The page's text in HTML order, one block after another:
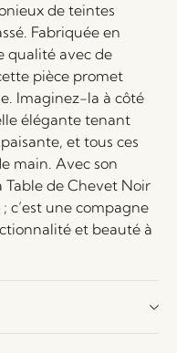
de teintes
Fabriquée en
qualité avec de
pièce promet
Imaginez-la à côté
élégante tenant
et tous ces
main. Avec son
de Chevet Noir
c’est une compagne
et beauté à